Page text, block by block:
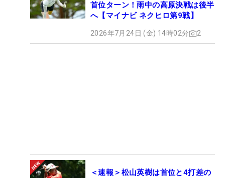
首位ターン！雨中の高原決戦は後半
へ【マイナビ ネクヒロ第9戦】
2026年7月24日 (金) 14時02分 2
＜速報＞松山英樹は首位と4打差の